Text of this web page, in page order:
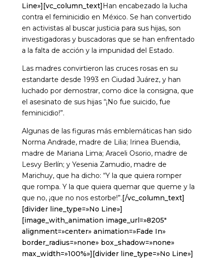
Line»][vc_column_text] Han encabezado la lucha
contra el feminicidio en México. Se han convertido
en activistas al buscar justicia para sus hijas, son
investigadoras y buscadoras que se han enfrentado
a la falta de acción y la impunidad del Estado.
Las madres convirtieron las cruces rosas en su
estandarte desde 1993 en Ciudad Juárez, y han
luchado por demostrar, como dice la consigna, que
el asesinato de sus hijas “¡No fue suicido, fue
feminicidio!”.
Algunas de las figuras más emblemáticas han sido
Norma Andrade, madre de Lilia; Irinea Buendia,
madre de Mariana Lima; Araceli Osorio, madre de
Lesvy Berlín; y Yesenia Zamudio, madre de
Marichuy, que ha dicho: “Y la que quiera romper
que rompa. Y la que quiera quemar que queme y la
que no, ¡que no nos estorbe!”. [/vc_column_text]
[divider line_type=»No Line»]
[image_with_animation image_url=»8205″
alignment=»center» animation=»Fade In»
border_radius=»none» box_shadow=»none»
max_width=»100%»][divider line_type=»No Line»]